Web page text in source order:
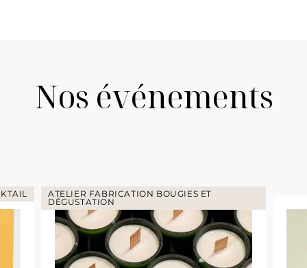
Nos événements
ATELIER FABRICATION BOUGIES ET
DÉGUSTATION